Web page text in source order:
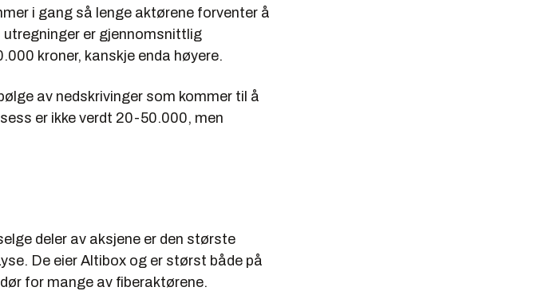
i gang så lenge aktørene forventer å
er gjennomsnittlig
kroner, kanskje enda høyere.
av nedskrivinger som kommer til å
er ikke verdt 20-50.000, men
deler av aksjene er den største
De eier Altibox og er størst både på
for mange av fiberaktørene.